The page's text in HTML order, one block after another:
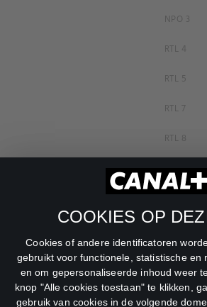
COOKIES OP
Cookies of andere identificatoren
gebruikt voor functionele, statistische en
en om gepersonaliseerde inhoud weer
knop "Alle cookies toestaan" te klikken,
gebruik van cookies in de volgende
NPO 3
RTL 4
RTL 5
RTL 7
RTL 8
RTL Z
SBS6
Veronica